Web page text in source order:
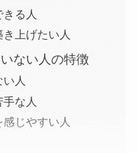
る人
上げたい人
ない人の特徴
人
な人
じやすい人